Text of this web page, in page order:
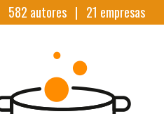
582 autores | 21 empresas